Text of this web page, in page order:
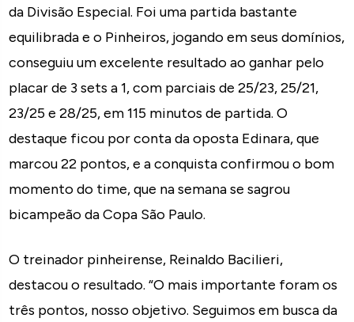
da Divisão Especial. Foi uma partida bastante
equilibrada e o Pinheiros, jogando em seus domínios,
conseguiu um excelente resultado ao ganhar pelo
placar de 3 sets a 1, com parciais de 25/23, 25/21,
23/25 e 28/25, em 115 minutos de partida. O
destaque ficou por conta da oposta Edinara, que
marcou 22 pontos, e a conquista confirmou o bom
momento do time, que na semana se sagrou
bicampeão da Copa São Paulo.
O treinador pinheirense, Reinaldo Bacilieri,
destacou o resultado. “O mais importante foram os
três pontos, nosso objetivo. Seguimos em busca da